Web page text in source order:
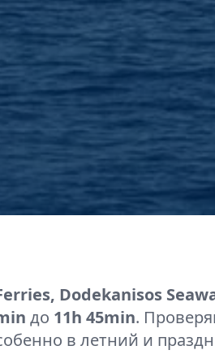
Dodekanisos
до 11h 45min.
в летний и